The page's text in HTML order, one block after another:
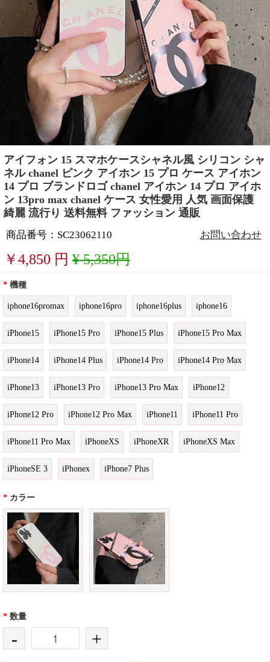
アイフォン 15 スマホケースシャネル風 シリコン シャ
ネル chanel ピンク アイホン 15 プロ ケース アイホン
14 プロ ブランドロゴ chanel アイホン 14 プロ アイホ
ン 13pro max chanel ケース 女性愛用 人気 画面保護
綺麗 流行り 送料無料 ファッション 通販
商品番号：SC23062110 お問い合わせ
￥4,850 円 ¥ 5,350円
* 機種
iphone16promax iphone16pro iphone16plus iphone16
iPhone15 iPhone15 Pro iPhone15 Plus iPhone15 Pro Max
iPhone14 iPhone14 Plus iPhone14 Pro iPhone14 Pro Max
iPhone13 iPhone13 Pro iPhone13 Pro Max iPhone12
iPhone12 Pro iPhone12 Pro Max iPhone11 iPhone11 Pro
iPhone11 Pro Max iPhoneXS iPhoneXR iPhoneXS Max
iPhoneSE 3 iPhonex iPhone7 Plus
* カラー
* 数量
- +